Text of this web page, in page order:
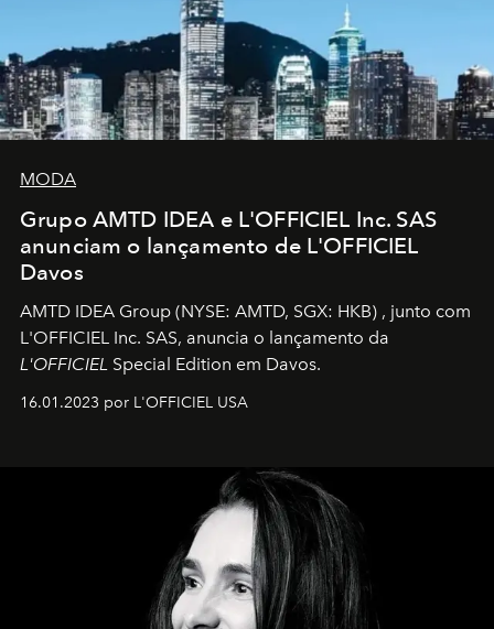
MODA
Grupo AMTD IDEA e L'OFFICIEL Inc. SAS
anunciam o lançamento de L'OFFICIEL
Davos
AMTD IDEA Group (NYSE: AMTD, SGX: HKB) , junto com
L'OFFICIEL Inc. SAS, anuncia o lançamento da
L'OFFICIEL Special Edition em Davos.
16.01.2023 por L'OFFICIEL USA